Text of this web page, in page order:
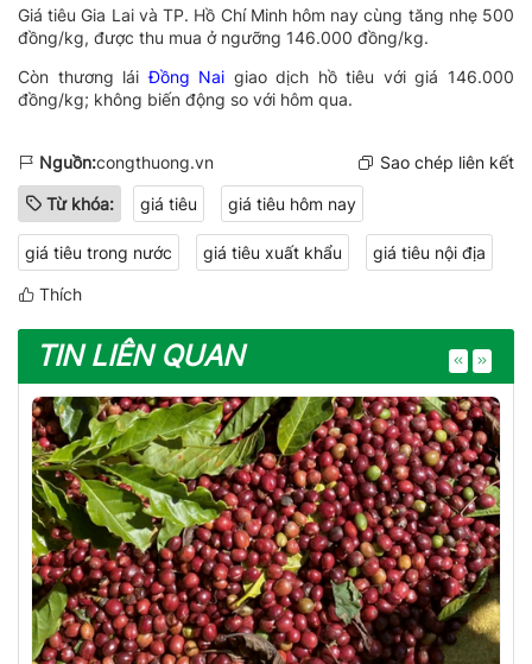
Giá tiêu Gia Lai và TP. Hồ Chí Minh hôm nay cùng tăng nhẹ 500
đồng/kg, được thu mua ở ngưỡng 146.000 đồng/kg.
Còn thương láiĐồng Nai giao dịch hồ tiêu với giá 146.000
đồng/kg; không biến động so với hôm qua.
Nguồn:congthuong.vn Sao chép liên kết
Từ khóa: giá tiêu giá tiêu hôm nay
giá tiêu trong nước giá tiêu xuất khẩu giá tiêu nội địa
Thích
TIN LIÊN QUAN